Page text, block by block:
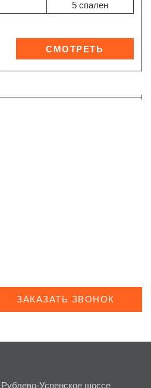
5 спален
ЗАКАЗАТЬ ЗВОНОК
Успенское шоссе